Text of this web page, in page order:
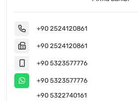
+90 2524120861
+90 2524120861
+90 5323577776
+90 5323577776
+90 5322740161